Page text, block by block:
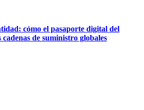
cómo el pasaporte digital del
de suministro globales